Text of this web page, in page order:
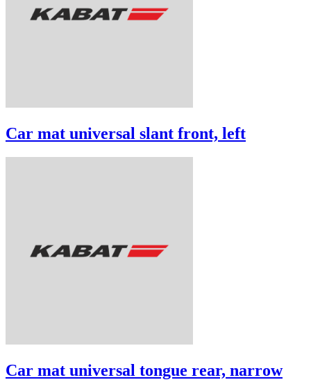
Car mat universal slant front, left
Car mat universal tongue rear, narrow